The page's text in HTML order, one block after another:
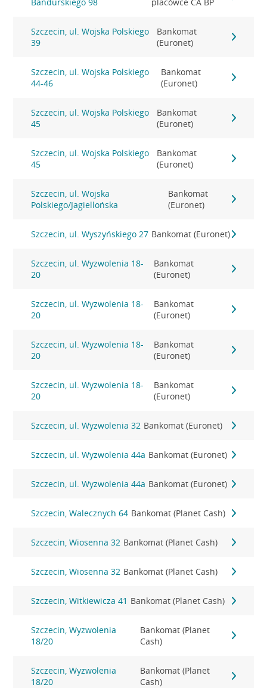
Szczecin, ul. Wojska Polskiego
39
Bankomat
(Euronet)
Szczecin, ul. Wojska Polskiego
44-46
Bankomat
(Euronet)
Szczecin, ul. Wojska Polskiego
45
Bankomat
(Euronet)
Szczecin, ul. Wojska Polskiego
45
Bankomat
(Euronet)
Szczecin, ul. Wojska
Polskiego/Jagiellońska
Bankomat
(Euronet)
Szczecin, ul. Wyszyńskiego 27 Bankomat (Euronet)
Szczecin, ul. Wyzwolenia 18-
20
Bankomat
(Euronet)
Szczecin, ul. Wyzwolenia 18-
20
Bankomat
(Euronet)
Szczecin, ul. Wyzwolenia 18-
20
Bankomat
(Euronet)
Szczecin, ul. Wyzwolenia 18-
20
Bankomat
(Euronet)
Szczecin, ul. Wyzwolenia 32 Bankomat (Euronet)
Szczecin, ul. Wyzwolenia 44a Bankomat (Euronet)
Szczecin, ul. Wyzwolenia 44a Bankomat (Euronet)
Szczecin, Walecznych 64 Bankomat (Planet Cash)
Szczecin, Wiosenna 32 Bankomat (Planet Cash)
Szczecin, Wiosenna 32 Bankomat (Planet Cash)
Szczecin, Witkiewicza 41 Bankomat (Planet Cash)
Szczecin, Wyzwolenia
18/20
Bankomat (Planet
Cash)
Szczecin, Wyzwolenia
18/20
Bankomat (Planet
Cash)